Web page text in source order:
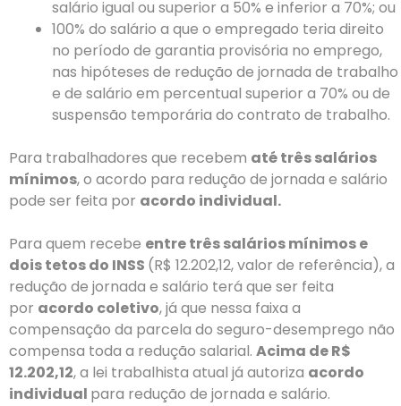
salário igual ou superior a 50% e inferior a 70%; ou
100% do salário a que o empregado teria direito
no período de garantia provisória no emprego,
nas hipóteses de redução de jornada de trabalho
e de salário em percentual superior a 70% ou de
suspensão temporária do contrato de trabalho.
Para trabalhadores que recebem até três salários
mínimos, o acordo para redução de jornada e salário
pode ser feita por acordo individual.
Para quem recebe entre três salários mínimos e
dois tetos do INSS (R$ 12.202,12, valor de referência), a
redução de jornada e salário terá que ser feita
por acordo coletivo, já que nessa faixa a
compensação da parcela do seguro-desemprego não
compensa toda a redução salarial. Acima de R$
12.202,12, a lei trabalhista atual já autoriza acordo
individual para redução de jornada e salário.